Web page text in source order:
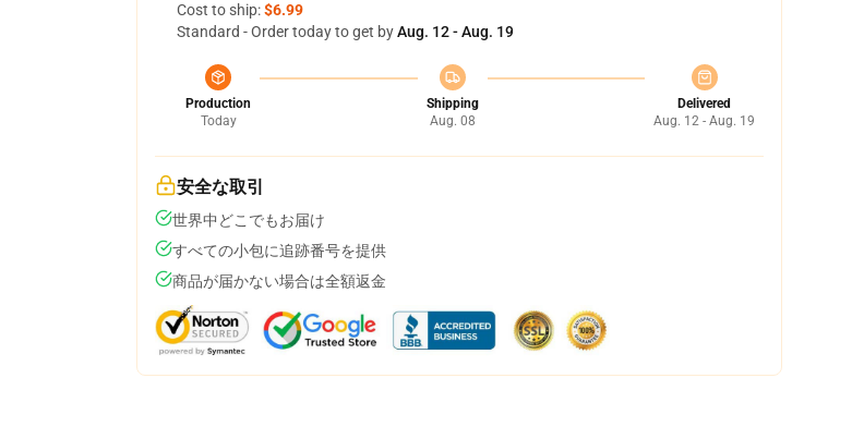
Cost to ship:$6.99
Standard - Order today to get byAug. 12 - Aug. 19
Production
Today
Shipping
Aug. 08
Delivered
Aug. 12 - Aug. 19
安全な取引
世界中どこでもお届け
すべての小包に追跡番号を提供
商品が届かない場合は全額返金